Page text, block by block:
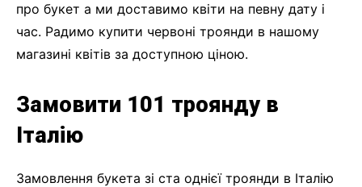
про букет а ми доставимо квіти на певну дату і
час. Радимо купити червоні троянди в нашому
магазині квітів за доступною ціною.
Замовити 101 троянду в
Італію
Замовлення букета зі ста однієї троянди в Італію